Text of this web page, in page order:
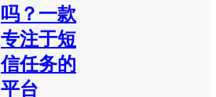
吗？一款
专注于短
信任务的
平台